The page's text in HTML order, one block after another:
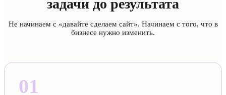
задачи до результата
Не начинаем с «давайте сделаем сайт». Начинаем с того, что в
бизнесе нужно изменить.
01